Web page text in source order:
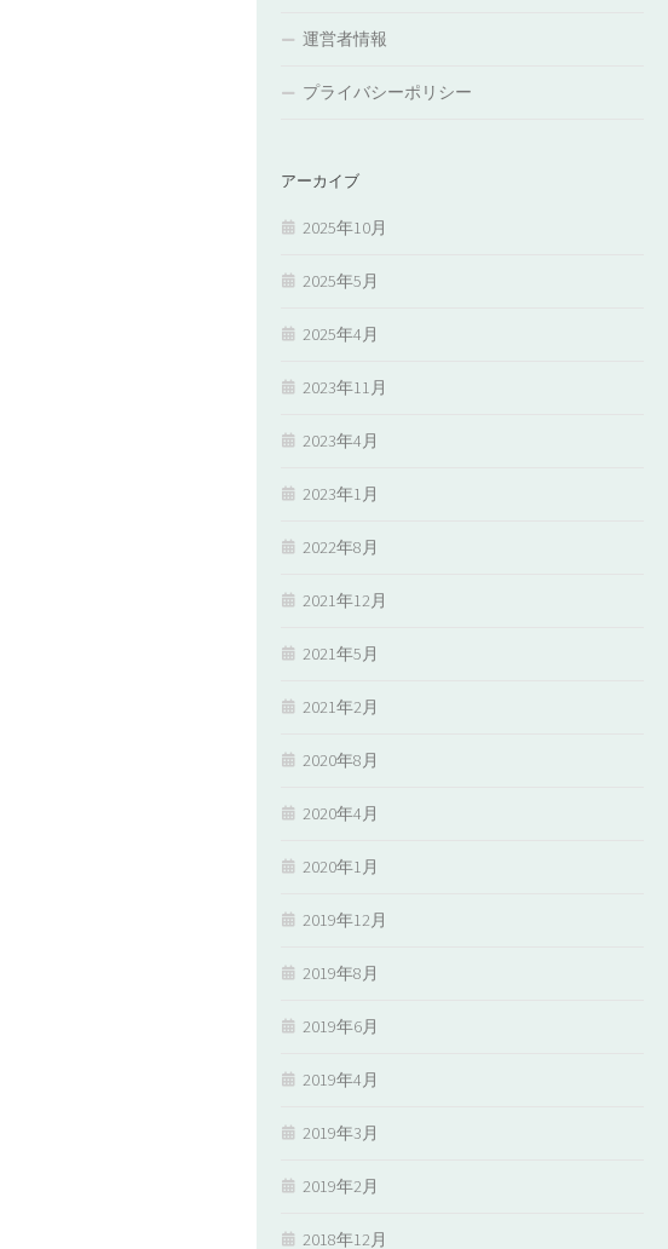
運営者情報
プライバシーポリシー
アーカイブ
2025年10月
2025年5月
2025年4月
2023年11月
2023年4月
2023年1月
2022年8月
2021年12月
2021年5月
2021年2月
2020年8月
2020年4月
2020年1月
2019年12月
2019年8月
2019年6月
2019年4月
2019年3月
2019年2月
2018年12月